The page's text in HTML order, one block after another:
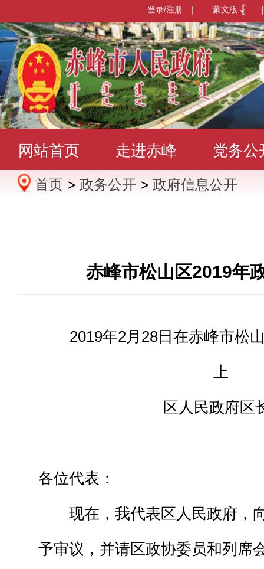
蒙文版
登录/注册
网站首页 走进赤峰 党务公
办事服务 政民互动 数据发
首页 > 政务公开 > 政府信息公开
赤峰市松山区2019年
2019年2月28日在赤峰市松山
上
区人民政府区
各位代表：
现在，我代表区人民政府，
予审议，并请区政协委员和列席